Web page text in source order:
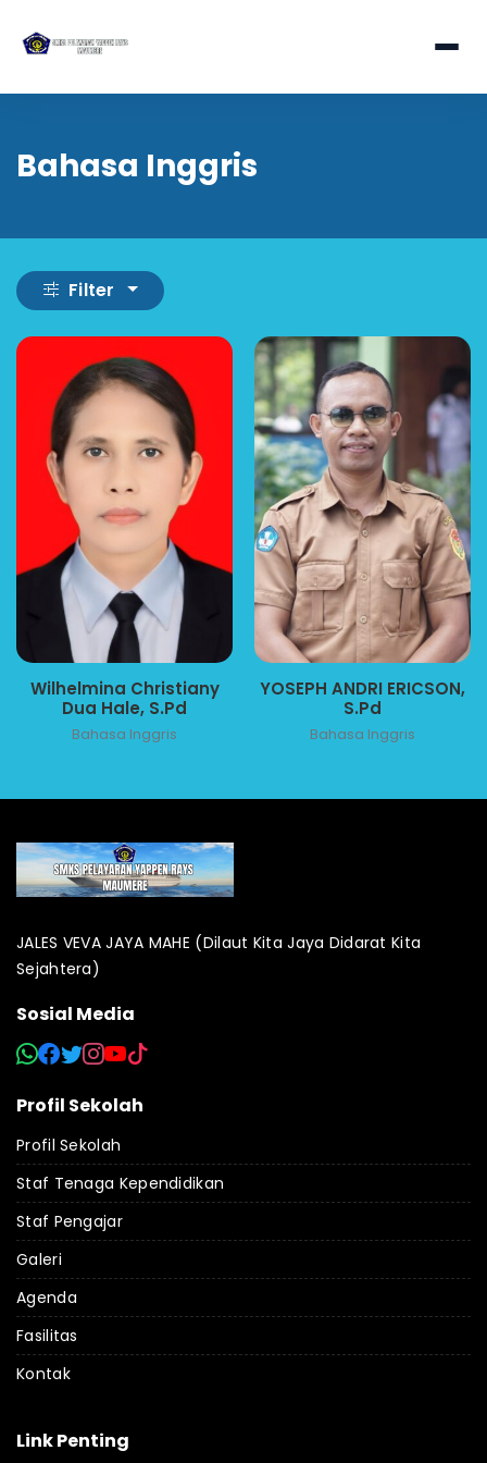
Bahasa Inggris
Filter
Wilhelmina Christiany
Dua Hale, S.Pd
Bahasa Inggris
YOSEPH ANDRI ERICSON,
S.Pd
Bahasa Inggris
JALES VEVA JAYA MAHE (Dilaut Kita Jaya Didarat Kita
Sejahtera)
Sosial Media
Profil Sekolah
Profil Sekolah
Staf Tenaga Kependidikan
Staf Pengajar
Galeri
Agenda
Fasilitas
Kontak
Link Penting